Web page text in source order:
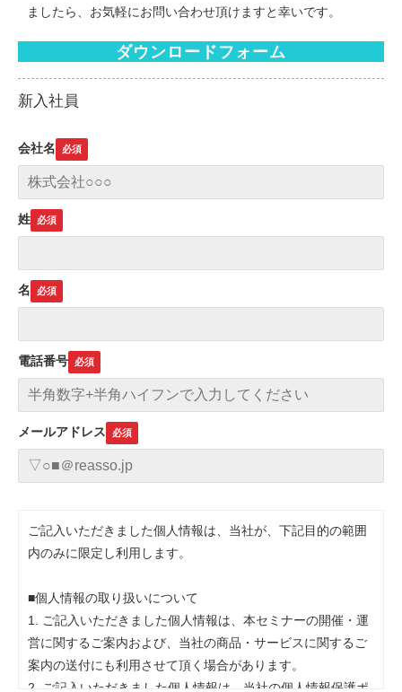
ましたら、お気軽にお問い合わせ頂けますと幸いです。
ダウンロードフォーム
新入社員
会社名
姓
名
電話番号
メールアドレス
ご記入いただきました個人情報は、当社が、下記目的の範囲
内のみに限定し利用します。
■個人情報の取り扱いについて
1. ご記入いただきました個人情報は、本セミナーの開催・運
営に関するご案内および、当社の商品・サービスに関するご
案内の送付にも利用させて頂く場合があります。
2. ご記入いただきました個人情報は、当社の個人情報保護ポ